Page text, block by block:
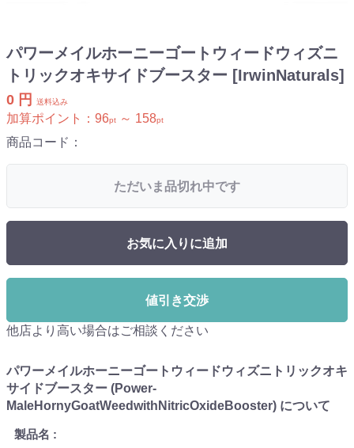
パワーメイルホーニーゴートウィードウィズニ
トリックオキサイドブースター [IrwinNaturals]
0 円 送料込み
加算ポイント： 96pt ～ 158pt
商品コード：
ただいま品切れ中です
お気に入りに追加
値引き交渉
他店より高い場合はご相談ください
パワーメイルホーニーゴートウィードウィズニトリックオキ
サイドブースター (Power-
MaleHornyGoatWeedwithNitricOxideBooster) について
製品名